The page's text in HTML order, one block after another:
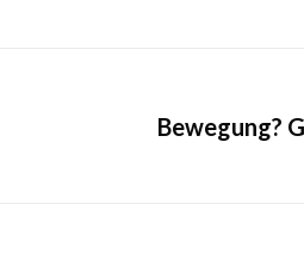
Nächster
Bewegung?